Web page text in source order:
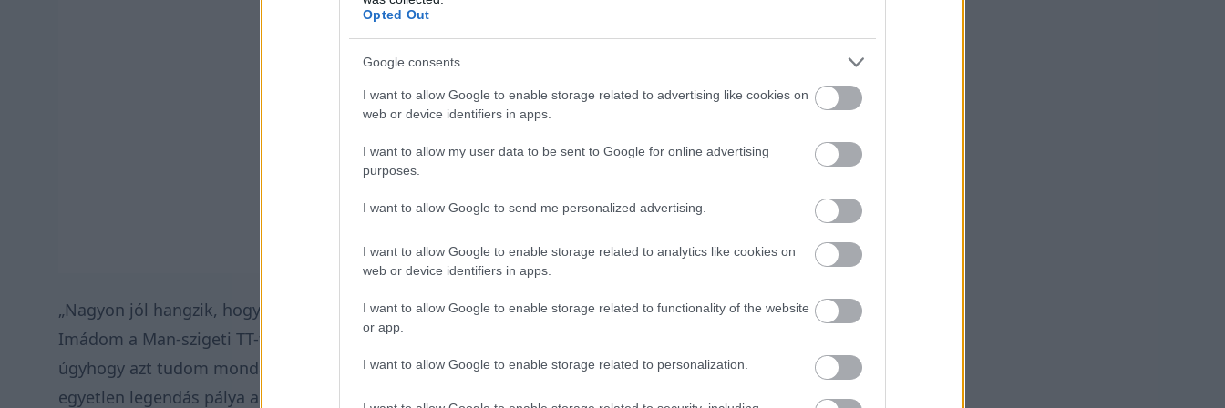
Opted Out
Google consents
I want to allow Google to enable storage related to advertising like cookies on
web or device identifiers in apps.
I want to allow my user data to be sent to Google for online advertising
purposes.
I want to allow Google to send me personalized advertising.
I want to allow Google to enable storage related to analytics like cookies on
web or device identifiers in apps.
I want to allow Google to enable storage related to functionality of the website
or app.
I want to allow Google to enable storage related to personalization.
„Nagyon jól hangzik, hogy egy utcai pályán versenyezhetünk –vélekedettPedro Acosta. –
Imádom a Man-szigeti TT-t. De rengeteg olyan ember van, aki utálta azt a bajnokságot,
úgyhogy azt tudom mondani, hogy ez elég furcsa. Végezetül azt gondolom, hogy ez az
egyetlen legendás pálya a versenynaptárban, egy vonalvezetés a régebbi időkből. Szomorú,